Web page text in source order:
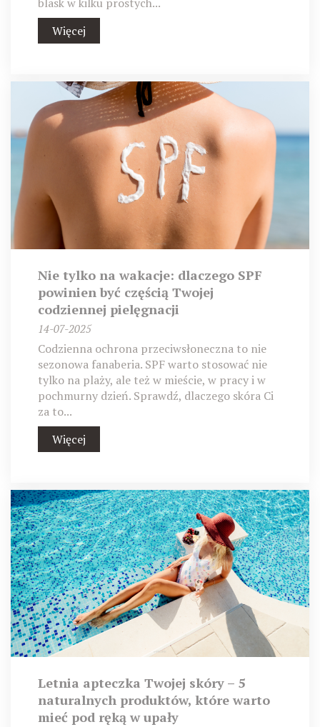
Więcej
Nie tylko na wakacje: dlaczego SPF
powinien być częścią Twojej
codziennej pielęgnacji
14-07-2025
Codzienna ochrona przeciwsłoneczna to nie
sezonowa fanaberia. SPF warto stosować nie
tylko na plaży, ale też w mieście, w pracy i w
pochmurny dzień. Sprawdź, dlaczego skóra Ci
za to...
Więcej
Letnia apteczka Twojej skóry – 5
naturalnych produktów, które warto
mieć pod ręką w upały